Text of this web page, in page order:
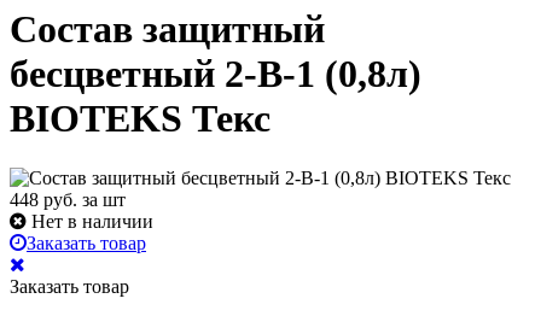
Состав защитный
бесцветный 2-В-1 (0,8л)
BIOTEKS Текс
448 руб. за шт
Нет в наличии
Заказать товар
Заказать товар